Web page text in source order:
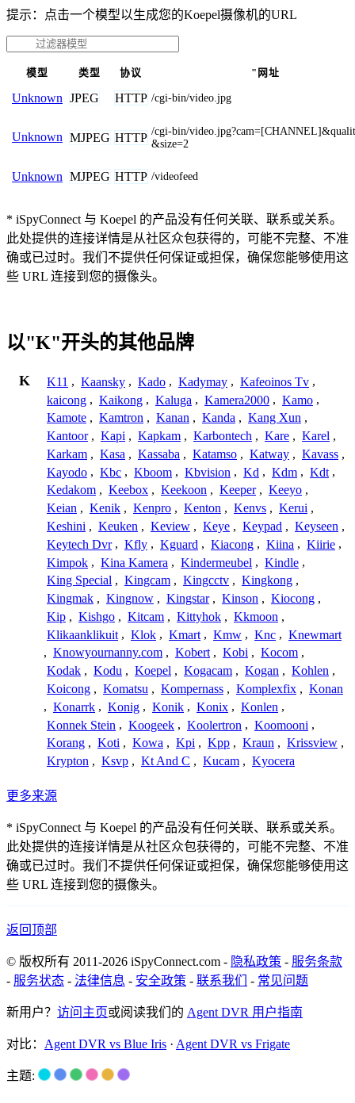
提示：点击一个模型以生成您的Koepel摄像机的URL
模型 类型 协议 "网址
Unknown JPEG HTTP /cgi-bin/video.jpg
Unknown MJPEG HTTP /cgi-bin/
&size=2
Unknown MJPEG HTTP /videofeed
* iSpyConnect 与 Koepel 的产品没有任何关联、联系或关系。
此处提供的连接详情是从社区众包获得的，可能不完整、不准
确或已过时。我们不提供任何保证或担保，确保您能够使用这
些 URL 连接到您的摄像头。
以"K"开头的其他品牌
K K11 , Kaansky , Kado , Kadymay , Kafeoinos Tv ,
kaicong , Kaikong , Kaluga , Kamera2000 , Kamo ,
Kamote , Kamtron , Kanan , Kanda , Kang Xun ,
Kantoor , Kapi , Kapkam , Karbontech , Kare , Karel ,
Karkam , Kasa , Kassaba , Katamso , Katway , Kavass ,
Kayodo , Kbc , Kboom , Kbvision , Kd , Kdm , Kdt ,
Kedakom , Keebox , Keekoon , Keeper , Keeyo ,
Keian , Kenik , Kenpro , Kenton , Kenvs , Kerui ,
Keshini , Keuken , Keview , Keye , Keypad , Keyseen ,
Keytech Dvr , Kfly , Kguard , Kiacong , Kiina , Kiirie ,
Kimpok , Kina Kamera , Kindermeubel , Kindle ,
King Special , Kingcam , Kingcctv , Kingkong ,
Kingmak , Kingnow , Kingstar , Kinson , Kiocong ,
Kip , Kishgo , Kitcam , Kittyhok , Kkmoon ,
Klikaanklikuit , Klok , Kmart , Kmw , Knc , Knewmart
, Knowyournanny.com , Kobert , Kobi , Kocom ,
Kodak , Kodu , Koepel , Kogacam , Kogan , Kohlen ,
Koicong , Komatsu , Kompernass , Komplexfix , Konan
, Konarrk , Konig , Konik , Konix , Konlen ,
Konnek Stein , Koogeek , Koolertron , Koomooni ,
Korang , Koti , Kowa , Kpi , Kpp , Kraun , Krissview ,
Krypton , Ksvp , Kt And C , Kucam , Kyocera
更多来源
* iSpyConnect 与 Koepel 的产品没有任何关联、联系或关系。
此处提供的连接详情是从社区众包获得的，可能不完整、不准
确或已过时。我们不提供任何保证或担保，确保您能够使用这
些 URL 连接到您的摄像头。
返回顶部
© 版权所有 2011-2026 iSpyConnect.com - 隐私政策 - 服务条款
- 服务状态 - 法律信息 - 安全政策 - 联系我们 - 常见问题
新用户？ 访问主页或阅读我们的 Agent DVR 用户指南
对比： Agent DVR vs Blue Iris · Agent DVR vs Frigate
主题: